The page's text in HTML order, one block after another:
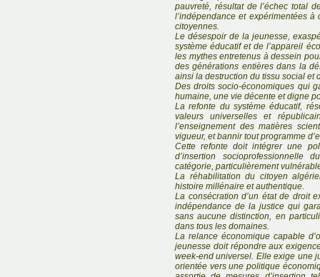
pauvreté, résultat de l’échec total
l’indépendance et expérimentées
citoyennes.
Le désespoir de la jeunesse,
système éducatif et de l’appareil
les mythes entretenus à dessein
des générations entières dans la
ainsi la destruction du tissu social et
Des droits socio-économiques qui
humaine, une vie décente et digne
La refonte du système éducatif,
valeurs universelles et
l’enseignement des matières
vigueur, et bannir tout programme
Cette refonte doit intégrer une
d’insertion socioprofessionnelle
catégorie, particulièrement
La réhabilitation du citoyen
histoire millénaire et authentique.
La consécration d’un état de droit
indépendance de la justice qui
sans aucune distinction, en
dans tous les domaines.
La relance économique capable
jeunesse doit répondre aux
week-end universel. Elle exige une
orientée vers une politique